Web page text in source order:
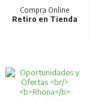
Compra Online
Retiro en Tienda